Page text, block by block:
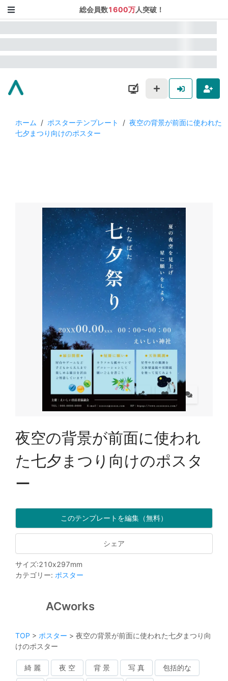
総会員数1600万人突破！
ホーム / ポスターテンプレート / 夜空の背景が前面に使われた
七夕まつり向けのポスター
夜空の背景が前面に使われ
た七夕まつり向けのポスタ
ー
このテンプレートを編集（無料）
シェア
サイズ:210x297mm
カテゴリー: ポスター
ACworks
TOP > ポスター > 夜空の背景が前面に使われた七夕まつり向
けのポスター
綺 麗 夜 空 背 景 写 真 包括的な